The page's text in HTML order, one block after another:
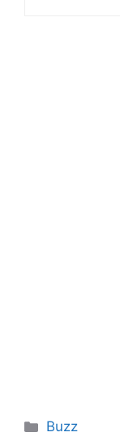
Catégories
Buzz